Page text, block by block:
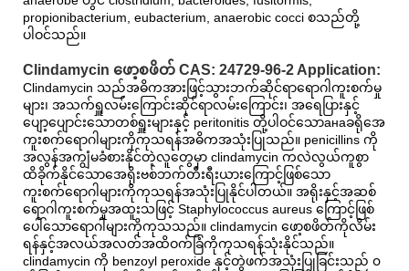
propionibacterium, eubacterium, anaerobic cocci စသည်တို့
ပါဝင်သည်။
Clindamycin ဖော့စဖိတ် CAS: 24729-96-2 Application:
Clindamycin သည်အဓိကအားဖြင့်သွားဘက်ဆိုင်ရာရောဂါကူးစက်မှု
များ၊ အသက်ရှူလမ်းကြောင်းဆိုင်ရာလမ်းကြောင်း၊ အရေပြားနှင့်
ပျော့ပျောင်းသောတစ်ရှူးများနှင့် peritonitis တို့ပါဝင်သောанаခရိုအေ
ကူးစက်ရောဂါများကိုကုသရန်အဓိကအသုံးပြုသည်။ penicillins ကို
အလွန်အကျွံမခံစားနိုင်တဲ့လူတွေမှာ clindamycin ကလဲလွယ်ကူစွာ
ထိခိုက်နိုင်သောအေရိုးဗစ်ဘက်တီးရီးယားကြောင့်ဖြစ်သော
ကူးစက်ရောဂါများကိုကုသရန်အသုံးပြုနိုင်ပါတယ်။ အရိုးနှင့်အဆစ်
ရောဂါကူးစက်မှုအထူးသဖြင့် Staphylococcus aureus ကြောင့်ဖြစ်
ပေါ်သောရောဂါများကိုကုသသည်။ clindamycin ဖော့စဖိတ်ကိုလိမ်း
ရန်နှင့်အလယ်အလတ်အထိဝက်ခြံကိုကုသရန်သုံးနိုင်သည်။
clindamycin ကို benzoyl peroxide နှင့်တွဲဖက်အသုံးပြုခြင်းသည် ၀